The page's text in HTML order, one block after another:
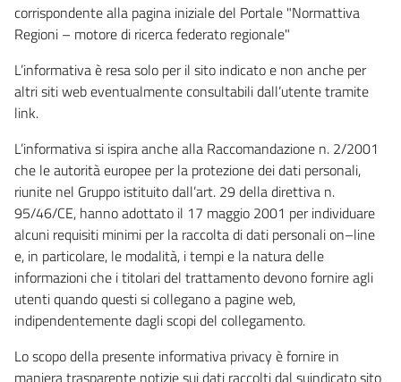
corrispondente alla pagina iniziale del Portale "Normattiva
Regioni – motore di ricerca federato regionale"
L’informativa è resa solo per il sito indicato e non anche per
altri siti web eventualmente consultabili dall’utente tramite
link.
L’informativa si ispira anche alla Raccomandazione n. 2/2001
che le autorità europee per la protezione dei dati personali,
riunite nel Gruppo istituito dall’art. 29 della direttiva n.
95/46/CE, hanno adottato il 17 maggio 2001 per individuare
alcuni requisiti minimi per la raccolta di dati personali on–line
e, in particolare, le modalità, i tempi e la natura delle
informazioni che i titolari del trattamento devono fornire agli
utenti quando questi si collegano a pagine web,
indipendentemente dagli scopi del collegamento.
Lo scopo della presente informativa privacy è fornire in
maniera trasparente notizie sui dati raccolti dal suindicato sito